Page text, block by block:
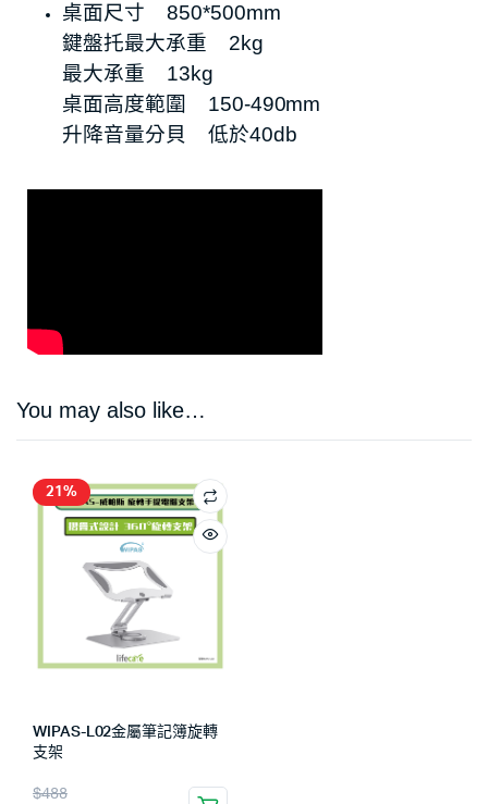
桌面尺寸 850*500mm
鍵盤托最大承重 2kg
最大承重 13kg
桌面高度範圍 150-490mm
升降音量分貝 低於40db
You may also like…
21%
WIPAS-L02金屬筆記簿旋轉
支架
$488